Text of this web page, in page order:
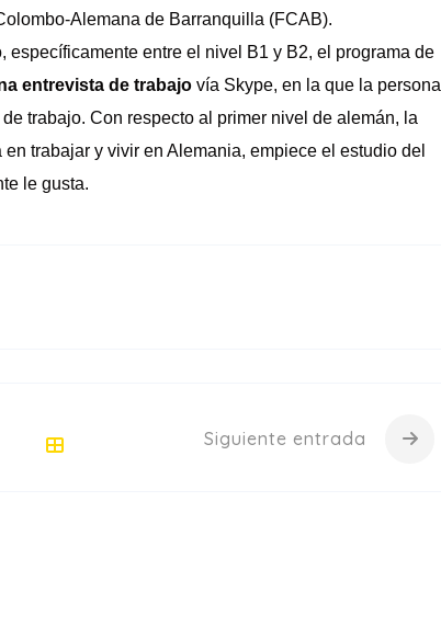
Alemana de Barranquilla (FCAB).
específicamente entre el nivel B1 y B2, el programa de
entrevista de trabajo vía Skype, en la que la persona
trabajo. Con respecto al primer nivel de alemán, la
trabajar y vivir en Alemania, empiece el estudio del
le gusta.
Siguiente entrada